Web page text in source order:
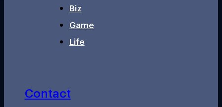
Biz
Game
Life
Contact